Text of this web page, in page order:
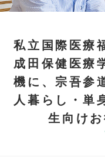
私立国際医療
成田保健医療
機に、宗吾参
人暮らし・単
生向け